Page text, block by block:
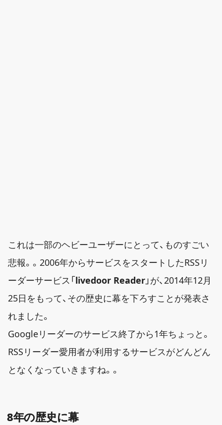
これは一部のヘビーユーザーにとって、ものすごい
悲報。。2006年からサービスをスタートしたRSSリ
ーダーサービス「livedoor Reader」が、2014年12月
25日をもって、その歴史に幕を下ろすことが発表さ
れました。
Googleリーダーのサービス終了から1年ちょっと。
RSSリーダー愛用者が利用するサービスがどんどん
となくなっていきますね。。
8年の歴史に幕